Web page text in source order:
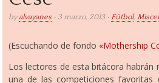
byalvayanes • 3 marzo, 2013 • Fútbol,
(Escuchando de fondo «Mothership
Los lectores de esta bitácora habrán
una de las competiciones